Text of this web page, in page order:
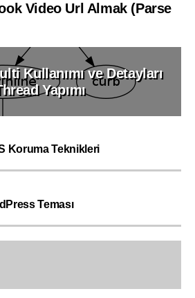
Video Url Almak (Parse
Kullanımı ve Detayları
Yapımı
Koruma Teknikleri
Teması